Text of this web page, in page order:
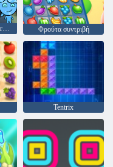
Fireboy και Watergirl 4: Crystal Temple Φρούτα συντριβή
Tentrix